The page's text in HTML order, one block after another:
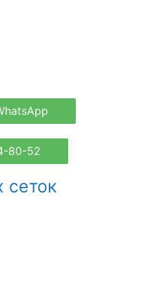
80-52
сеток